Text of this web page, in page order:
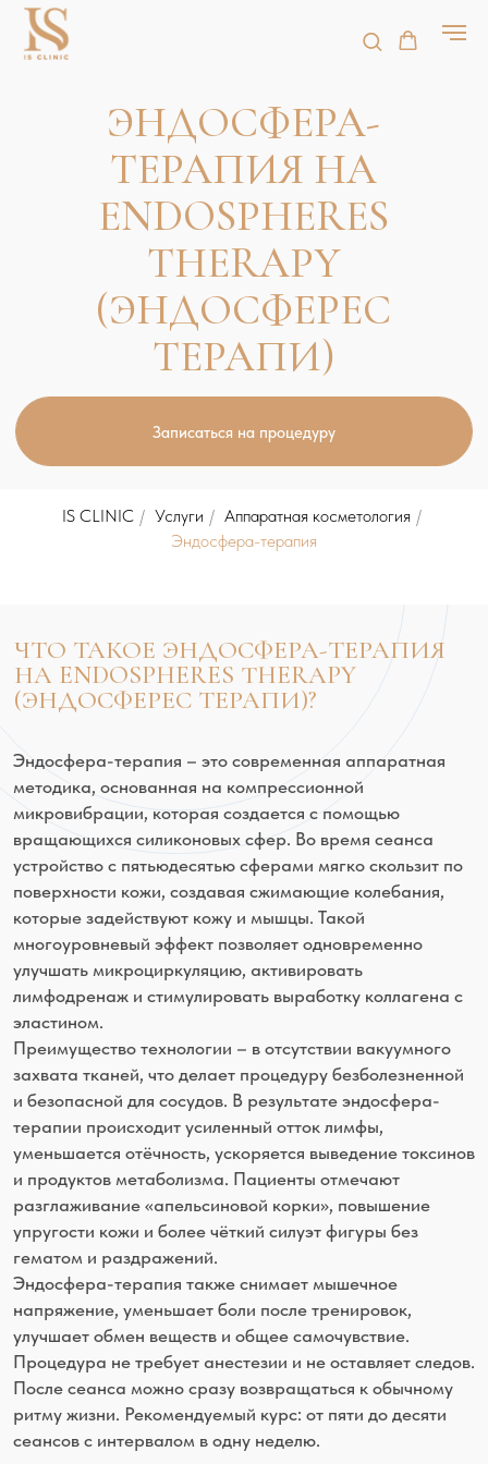
Записаться на процедуру
ТЕРАПИЯ НА
ENDOSPHERES
THERAPY
(ЭНДОСФЕРЕС
ТЕРАПИ)
IS CLINIC / Услуги / Аппаратная косметология /
Эндосфера-терапия
Эндосфера-терапия – это современная аппаратная
методика, основанная на компрессионной
микрoвибрации, которая создается с помощью
вращающихся силиконовых сфер. Во время сеанса
устройство с пятьюдесятью сферами мягко скользит по
поверхности кожи, создавая сжимающие колебания,
которые задействуют кожу и мышцы. Такой
многоуровневый эффект позволяет одновременно
улучшать микроциркуляцию, активировать
лимфодренаж и стимулировать выработку коллагена с
эластином.
Преимущество технологии – в отсутствии вакуумного
захвата тканей, что делает процедуру безболезненной
и безопасной для сосудов. В результате эндосфера-
терапии происходит усиленный отток лимфы,
уменьшается отёчность, ускоряется выведение токсинов
и продуктов метаболизма. Пациенты отмечают
разглаживание «апельсиновой корки», повышение
упругости кожи и более чёткий силуэт фигуры без
гематом и раздражений.
Эндосфера-терапия также снимает мышечное
напряжение, уменьшает боли после тренировок,
улучшает обмен веществ и общее самочувствие.
Процедура не требует анестезии и не оставляет следов.
После сеанса можно сразу возвращаться к обычному
ритму жизни. Рекомендуемый курс: от пяти до десяти
сеансов с интервалом в одну неделю.
ЧТО ТАКОЕ ЭНДОСФЕРА-ТЕРАПИЯ